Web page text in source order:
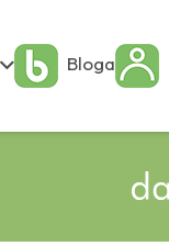
Bloga